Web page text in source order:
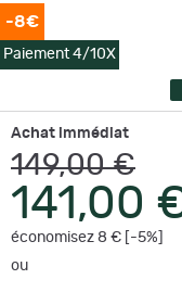
-8€
Paiement 4/10X
Achat immédiat
149,00 €
141,00
économisez 8 € [-5%]
ou